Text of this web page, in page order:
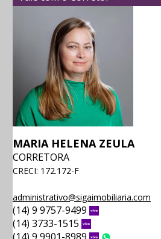
MARIA HELENA ZEULA
CORRETORA
CRECI: 172.172-F
administrativo@sigaimobiliaria.com
(14) 9 9757-9499
(14) 3733-1515